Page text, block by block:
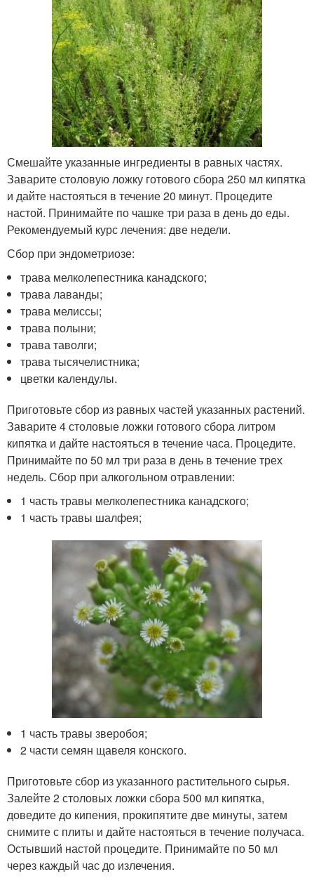
Смешайте указанные ингредиенты в равных частях.
Заварите столовую ложку готового сбора 250 мл кипятка
и дайте настояться в течение 20 минут. Процедите
настой. Принимайте по чашке три раза в день до еды.
Рекомендуемый курс лечения: две недели.
Сбор при эндометриозе:
трава мелколепестника канадского;
трава лаванды;
трава мелиссы;
трава полыни;
трава таволги;
трава тысячелистника;
цветки календулы.
Приготовьте сбор из равных частей указанных растений.
Заварите 4 столовые ложки готового сбора литром
кипятка и дайте настояться в течение часа. Процедите.
Принимайте по 50 мл три раза в день в течение трех
недель. Сбор при алкогольном отравлении:
1 часть травы мелколепестника канадского;
1 часть травы шалфея;
1 часть травы зверобоя;
2 части семян щавеля конского.
Приготовьте сбор из указанного растительного сырья.
Залейте 2 столовых ложки сбора 500 мл кипятка,
доведите до кипения, прокипятите две минуты, затем
снимите с плиты и дайте настояться в течение получаса.
Остывший настой процедите. Принимайте по 50 мл
через каждый час до излечения.